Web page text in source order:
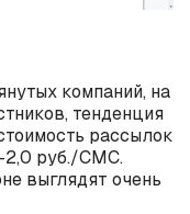
компаний, на
тенденция
рассылок
2,0 руб./СМС.
выглядят очень